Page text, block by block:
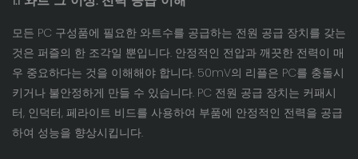
모든 PC 구성품에 필요한 와트수를 공급하는 전원 공급 장치를 갖는
것은 퍼즐의 한 조각일 뿐입니다. 안정적인 전압과 깨끗한 전력이 매
우 중요하다는 것을 이해해야 합니다. 50mV의 리플은 PC를 충돌시
키거나 불안정하게 만들 수 있습니다. PC 전원 공급 장치는 커패시
터, 인덕터, 페라이트 비드를 사용하여 부품에 안정적인 전력을 공급
하여 성능을 향상시킵니다.